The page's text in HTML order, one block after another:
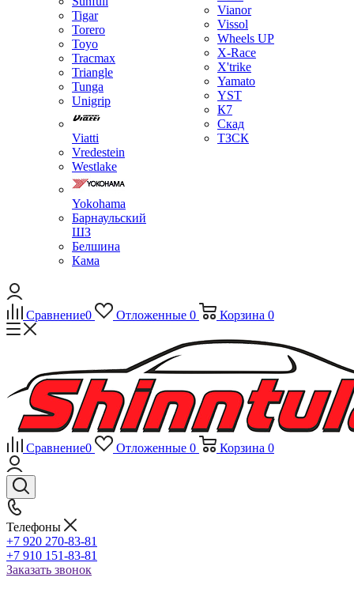
Tigar
Torero
Toyo
Tracmax
Triangle
Tunga
Unigrip
Viatti
Vredestein
Westlake
Yokohama
Барнаульский
ШЗ
Белшина
Кама
Vianor
Vissol
Wheels UP
X-Race
X'trike
Yamato
YST
К7
Скад
ТЗСК
Сравнение0 Отложенные 0 Корзина 0
Сравнение0 Отложенные 0 Корзина 0
Телефоны
+7 920 270-83-81
+7 910 151-83-81
Заказать звонок